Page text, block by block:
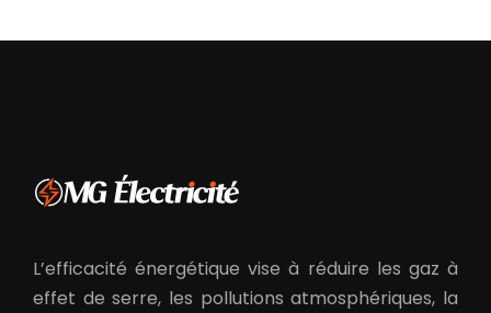
L’efficacité énergétique vise à réduire les gaz à
effet de serre, les pollutions atmosphériques, la